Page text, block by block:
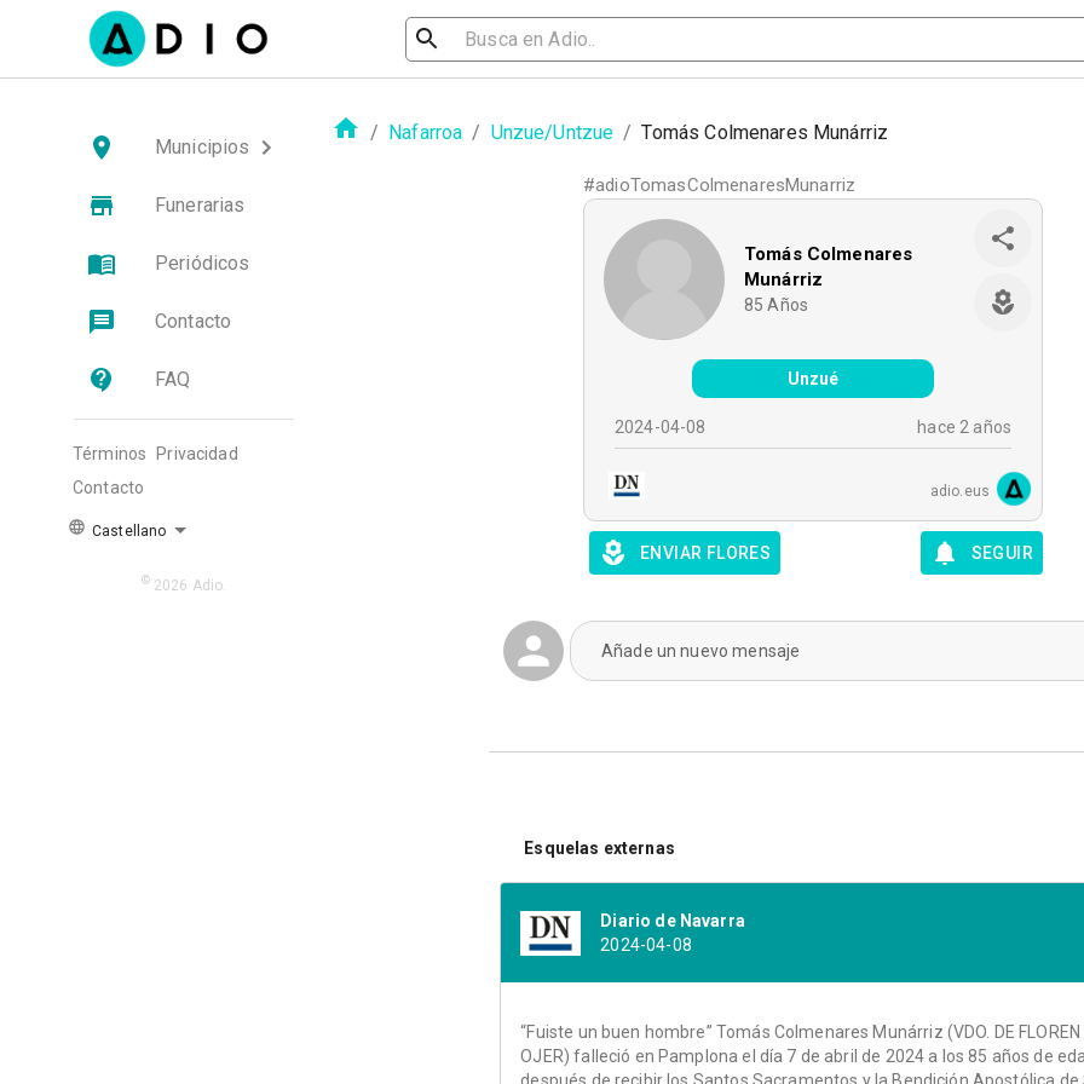
Municipios
Funerarias
Periódicos
Contacto
FAQ
Términos
Privacidad
Contacto
Castellano
© 2026 Adio.
/ Nafarroa / Unzue/Untzue / Tomás Colmenares Munárriz
#adioTomasColmenaresMunarriz
Tomás Colmenares
Munárriz
85 Años
Unzué
2024-04-08 hace 2 años
adio.eus
ENVIAR FLORES SEGUIR
Añade un nuevo mensaje
Esquelas externas
Diario de Navarra
2024-04-08
“Fuiste un buen hombre” Tomás Colmenares Munárriz (VDO. DE FLOREN
OJER) falleció en Pamplona el día 7 de abril de 2024 a los 85 años de